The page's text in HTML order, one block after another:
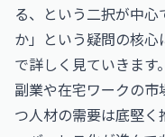
る、という二択が中
か」という疑問の核
で詳しく見ていきます。
副業や在宅ワークの
つ人材の需要は底堅